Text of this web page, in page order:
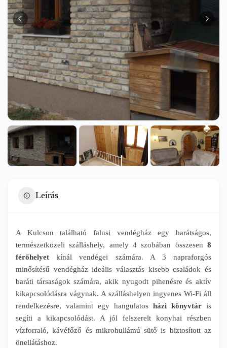
Leírás
A Kulcson található falusi vendégház egy barátságos,
természetközeli szálláshely, amely 4 szobában összesen 8
férőhelyet kínál vendégei számára. A 3 napraforgós
minősítésű vendégház ideális választás kisebb családok és
baráti társaságok számára, akik nyugodt pihenésre és aktív
kikapcsolódásra vágynak. A szálláshelyen ingyenes Wi-Fi áll
rendelkezésre, valamint egy hangulatos házi könyvtár is
segíti a kikapcsolódást. A jól felszerelt konyhai részben
vízforraló, kávéfőző és mikrohullámú sütő is biztosított az
önellátáshoz.